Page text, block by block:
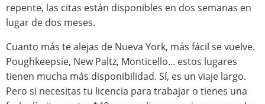
repente, las citas están disponibles en dos semanas en
lugar de dos meses.
Cuanto más te alejas de Nueva York, más fácil se vuelve.
Poughkeepsie, New Paltz, Monticello... estos lugares
tienen mucha más disponibilidad. Sí, es un viaje largo.
Pero si necesitas tu licencia para trabajar o tienes una